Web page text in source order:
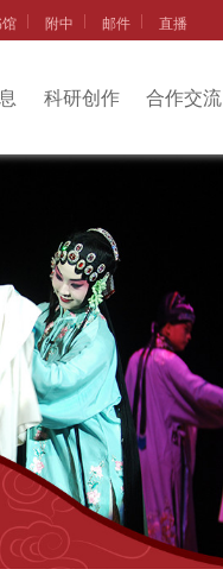
附中 邮件 直播
科研创作 合作交流